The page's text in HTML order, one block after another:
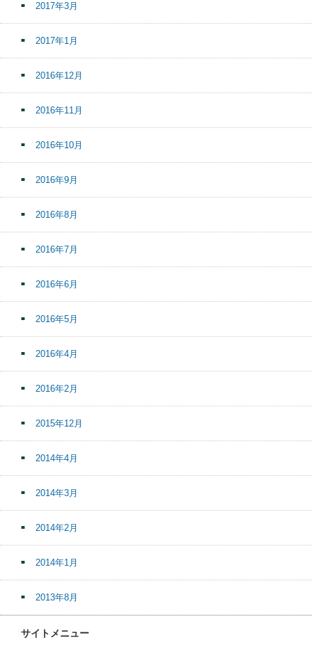
2017年3月
2017年1月
2016年12月
2016年11月
2016年10月
2016年9月
2016年8月
2016年7月
2016年6月
2016年5月
2016年4月
2016年2月
2015年12月
2014年4月
2014年3月
2014年2月
2014年1月
2013年8月
サイトメニュー